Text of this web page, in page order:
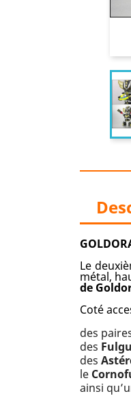
Le
métal,
de
Coté
des
des
des
le
ainsi